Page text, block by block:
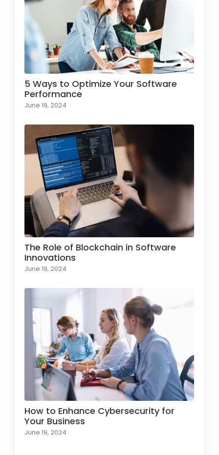
5 Ways to Optimize Your Software
Performance
June 19, 2024
The Role of Blockchain in Software
Innovations
June 19, 2024
How to Enhance Cybersecurity for
Your Business
June 19, 2024